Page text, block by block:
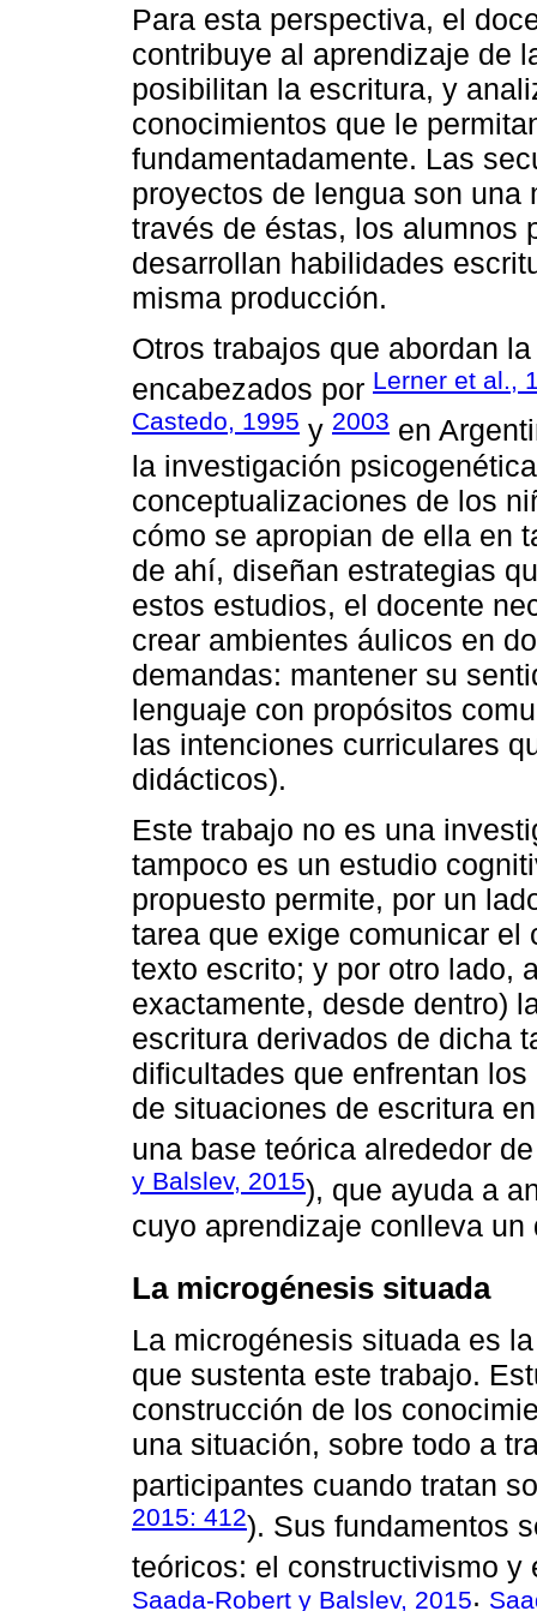
Para esta perspectiva, el
contribuye al aprendizaje de
posibilitan la escritura, y
conocimientos que le
fundamentadamente. Las
proyectos de lengua son
través de éstas, los alumnos
desarrollan habilidades
misma producción.
Otros trabajos que abordan
encabezados por Lerner et al.,
Castedo, 1995 y 2003 en
la investigación
conceptualizaciones de los
cómo se apropian de ella en
de ahí, diseñan estrategias
estos estudios, el docente
crear ambientes áulicos en
demandas: mantener su
lenguaje con propósitos
las intenciones curriculares
didácticos).
Este trabajo no es una
tampoco es un estudio
propuesto permite, por un
tarea que exige comunicar el
texto escrito; y por otro lado,
exactamente, desde dentro)
escritura derivados de dicha
dificultades que enfrentan
de situaciones de escritura
una base teórica alrededor
y Balslev, 2015), que ayuda a
cuyo aprendizaje conlleva
La microgénesis situada
La microgénesis situada es
que sustenta este trabajo.
construcción de los
una situación, sobre todo a
participantes cuando tratan
2015: 412). Sus fundamentos
teóricos: el constructivismo y
Saada-Robert y Balslev, 2015